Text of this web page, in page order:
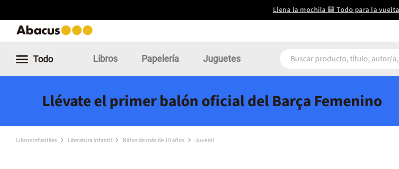
Llena la mochila 🎒 Todo para la vuelta
Todo Libros Papelería Juguetes
Llévate el primer balón oficial del Barça Femenino
Libros Infantiles Literatura infantil Niños de más de 10 años Juvenil